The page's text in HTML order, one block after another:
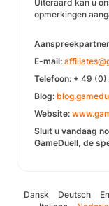
Uiteraard kan u
opmerkingen
E-mail:
Telefoon: + 49 (0)
Blog:
Website:
Sluit u vandaag
GameDuell, de
Dansk Deutsch